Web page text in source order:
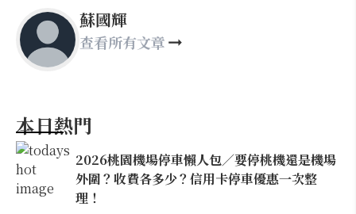
蘇國輝
查看所有文章
本日熱門
2026桃園機場停車懶人包／要停桃機還是機場
外圍？收費各多少？信用卡停車優惠一次整
理！